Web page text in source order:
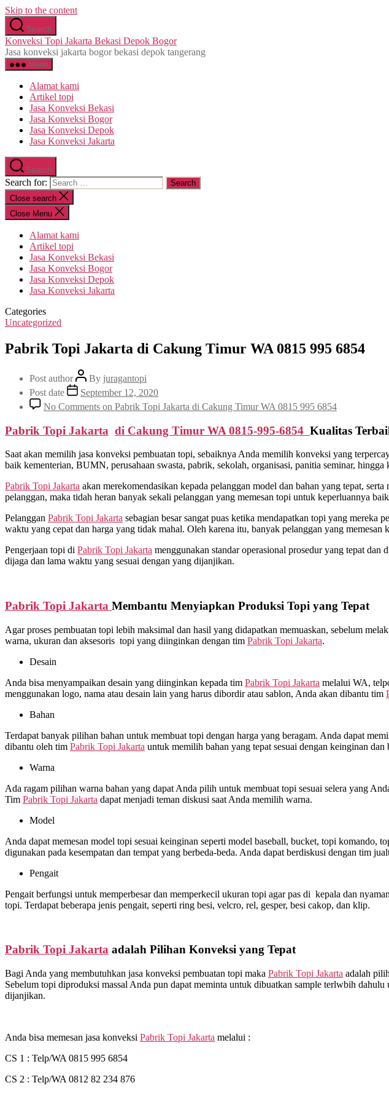
Skip to the content
Search
Konveksi Topi Jakarta Bekasi Depok Bogor
Jasa konveksi jakarta bogor bekasi depok tangerang
Menu
Alamat kami
Artikel topi
Jasa Konveksi Bekasi
Jasa Konveksi Bogor
Jasa Konveksi Depok
Jasa Konveksi Jakarta
Search
Search for:
Close search
Close Menu
Alamat kami
Artikel topi
Jasa Konveksi Bekasi
Jasa Konveksi Bogor
Jasa Konveksi Depok
Jasa Konveksi Jakarta
Categories
Uncategorized
Pabrik Topi Jakarta di Cakung Timur WA 0815 995 6854
Post author By juragantopi
Post date
September 12, 2020
No Comments on Pabrik Topi Jakarta di Cakung Timur WA 0815 995 6854
Pabrik Topi Jakarta di Cakung Timur WA 0815-995-6854 Kualitas
Saat akan memilih jasa konveksi pembuatan topi, sebaiknya Anda memilih konveksi yang
baik kementerian, BUMN, perusahaan swasta, pabrik, sekolah, organisasi, panitia seminar, hingga
Pabrik Topi Jakarta akan merekomendasikan kepada pelanggan model dan bahan yang tepat,
pelanggan, maka tidah heran banyak sekali pelanggan yang memesan topi untuk keperluannya
Pelanggan Pabrik Topi Jakarta sebagian besar sangat puas ketika mendapatkan topi yang mereka
waktu yang cepat dan harga yang tidak mahal. Oleh karena itu, banyak pelanggan yang memesan
Pengerjaan topi di Pabrik Topi Jakarta menggunakan standar operasional prosedur yang tepat
dijaga dan lama waktu yang sesuai dengan yang dijanjikan.
Pabrik Topi Jakarta Membantu Menyiapkan Produksi Topi yang Tepat
Agar proses pembuatan topi lebih maksimal dan hasil yang didapatkan memuaskan, sebelum
warna, ukuran dan aksesoris topi yang diinginkan dengan tim Pabrik Topi Jakarta.
Desain
Anda bisa menyampaikan desain yang diinginkan kepada tim Pabrik Topi Jakarta melalui WA,
menggunakan logo, nama atau desain lain yang harus dibordir atau sablon, Anda akan dibantu tim
Bahan
Terdapat banyak pilihan bahan untuk membuat topi dengan harga yang beragam. Anda dapat
dibantu oleh tim Pabrik Topi Jakarta untuk memilih bahan yang tepat sesuai dengan keinginan dan
Warna
Ada ragam pilihan warna bahan yang dapat Anda pilih untuk membuat topi sesuai selera yang
Tim Pabrik Topi Jakarta dapat menjadi teman diskusi saat Anda memilih warna.
Model
Anda dapat memesan model topi sesuai keinginan seperti model baseball, bucket, topi
digunakan pada kesempatan dan tempat yang berbeda-beda. Anda dapat berdiskusi dengan tim
Pengait
Pengait berfungsi untuk memperbesar dan memperkecil ukuran topi agar pas di kepala dan
topi. Terdapat beberapa jenis pengait, seperti ring besi, velcro, rel, gesper, besi cakop, dan klip.
Pabrik Topi Jakarta adalah Pilihan Konveksi yang Tepat
Bagi Anda yang membutuhkan jasa konveksi pembuatan topi maka Pabrik Topi Jakarta adalah
Sebelum topi diproduksi massal Anda pun dapat meminta untuk dibuatkan sample terlwbih dahulu
dijanjikan.
Anda bisa memesan jasa konveksi Pabrik Topi Jakarta melalui :
CS 1 : Telp/WA 0815 995 6854
CS 2 : Telp/WA 0812 82 234 876